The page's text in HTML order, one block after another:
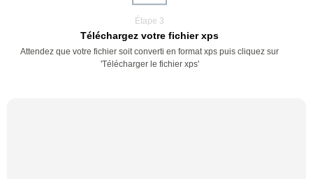
Étape 3
Téléchargez votre fichier xps
Attendez que votre fichier soit converti en format xps puis cliquez sur
'Télécharger le fichier xps'